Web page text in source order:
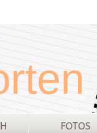
FOTOS